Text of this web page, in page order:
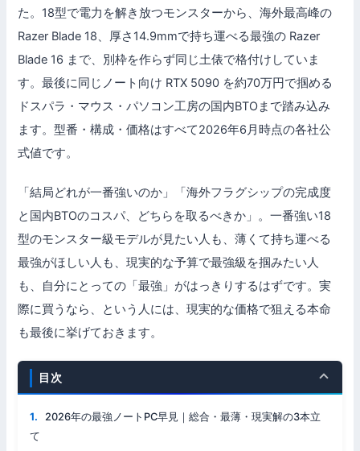
た。18型で電力を解き放つモンスターから、海外最高峰の
Razer Blade 18、厚さ14.9mmで持ち運べる最強の Razer
Blade 16 まで、別枠を作らず同じ土俵で格付けしていま
す。最後に同じノート向け RTX 5090 を約70万円で掴める
ドスパラ・マウス・パソコン工房の国内BTOまで踏み込み
ます。型番・構成・価格はすべて2026年6月時点の各社公
式値です。
「結局どれが一番強いのか」「海外フラグシップの完成度
と国内BTOのコスパ、どちらを取るべきか」。一番強い18
型のモンスター級モデルが見たい人も、薄くて持ち運べる
最強がほしい人も、現実的な予算で最強級を掴みたい人
も、自分にとっての「最強」がはっきりするはずです。実
際に買うなら、という人には、現実的な価格で狙える本命
も最後に挙げておきます。
目次
2026年の最強ノートPC早見｜総合・最薄・現実解の3本立
て